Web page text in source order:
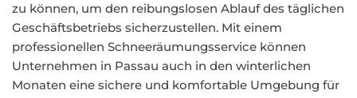
zu können, um den reibungslosen Ablauf des täglichen
Geschäftsbetriebs sicherzustellen. Mit einem
professionellen Schneeräumungsservice können
Unternehmen in Passau auch in den winterlichen
Monaten eine sichere und komfortable Umgebung für